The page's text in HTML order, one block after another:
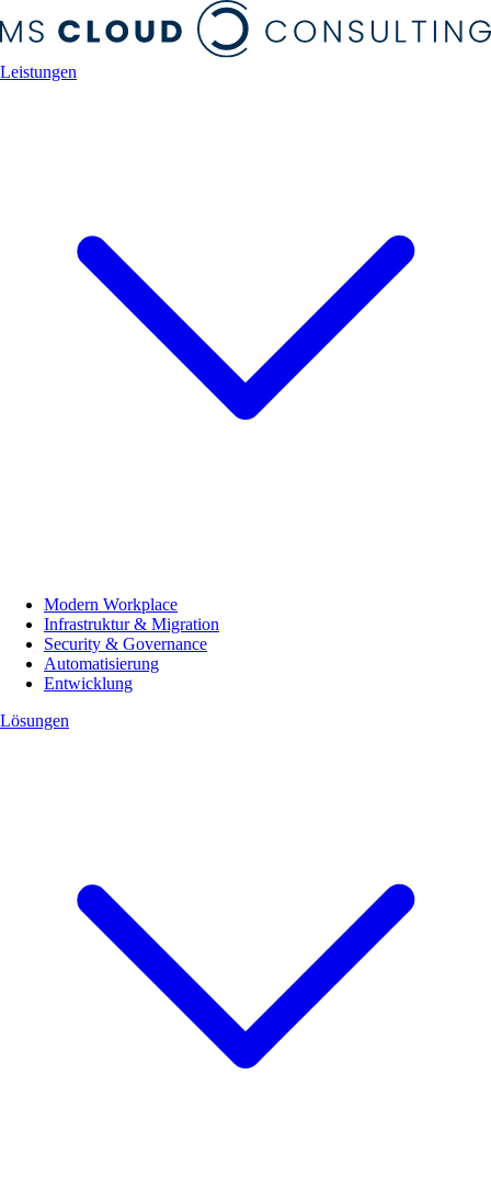
Leistungen
Modern Workplace
Infrastruktur & Migration
Security & Governance
Automatisierung
Entwicklung
Lösungen